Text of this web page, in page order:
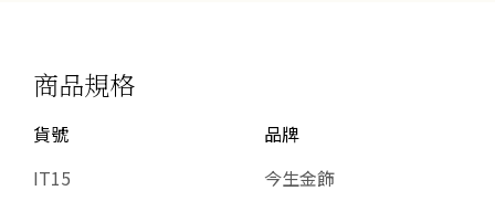
商品規格
貨號
IT15
品牌
今生金飾